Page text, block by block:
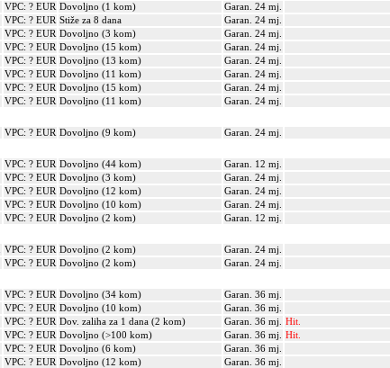
VPC: ? EUR Dovoljno (1 kom)
Garan. 24 mj.
VPC: ? EUR Stiže za 8 dana
Garan. 24 mj.
VPC: ? EUR Dovoljno (3 kom)
Garan. 24 mj.
VPC: ? EUR Dovoljno (15 kom)
Garan. 24 mj.
VPC: ? EUR Dovoljno (13 kom)
Garan. 24 mj.
VPC: ? EUR Dovoljno (11 kom)
Garan. 24 mj.
VPC: ? EUR Dovoljno (15 kom)
Garan. 24 mj.
VPC: ? EUR Dovoljno (11 kom)
Garan. 24 mj.
VPC: ? EUR Dovoljno (9 kom)
Garan. 24 mj.
VPC: ? EUR Dovoljno (44 kom)
Garan. 12 mj.
VPC: ? EUR Dovoljno (3 kom)
Garan. 24 mj.
VPC: ? EUR Dovoljno (12 kom)
Garan. 24 mj.
VPC: ? EUR Dovoljno (10 kom)
Garan. 24 mj.
VPC: ? EUR Dovoljno (2 kom)
Garan. 12 mj.
VPC: ? EUR Dovoljno (2 kom)
Garan. 24 mj.
VPC: ? EUR Dovoljno (2 kom)
Garan. 24 mj.
VPC: ? EUR Dovoljno (34 kom)
Garan. 36 mj.
VPC: ? EUR Dovoljno (10 kom)
Garan. 36 mj.
VPC: ? EUR Dov. zaliha za 1 dana (2 kom) Garan. 36 mj.
Hit.
VPC: ? EUR Dovoljno (>100 kom) Garan. 36 mj.
Hit.
VPC: ? EUR Dovoljno (6 kom)
Garan. 36 mj.
VPC: ? EUR Dovoljno (12 kom)
Garan. 36 mj.